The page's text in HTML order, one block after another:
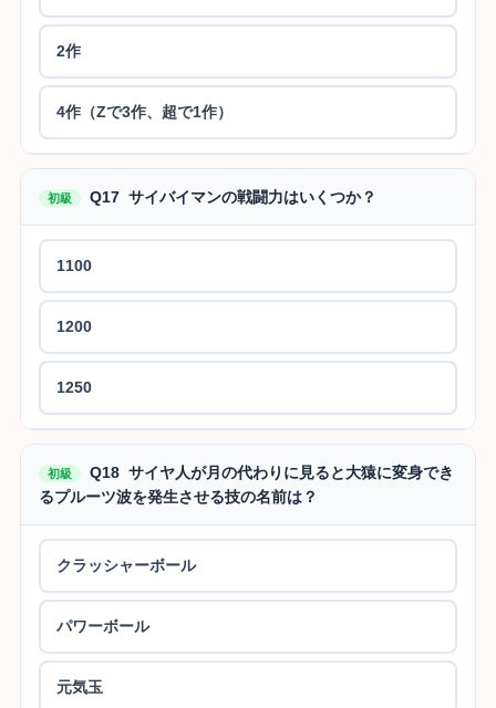
2作
4作（Zで3作、超で1作）
初級 Q17 サイバイマンの戦闘力はいくつか？
1100
1200
1250
初級
Q18 サイヤ人が月の代わりに見ると大猿に変身でき
るプルーツ波を発生させる技の名前は？
クラッシャーボール
パワーボール
元気玉